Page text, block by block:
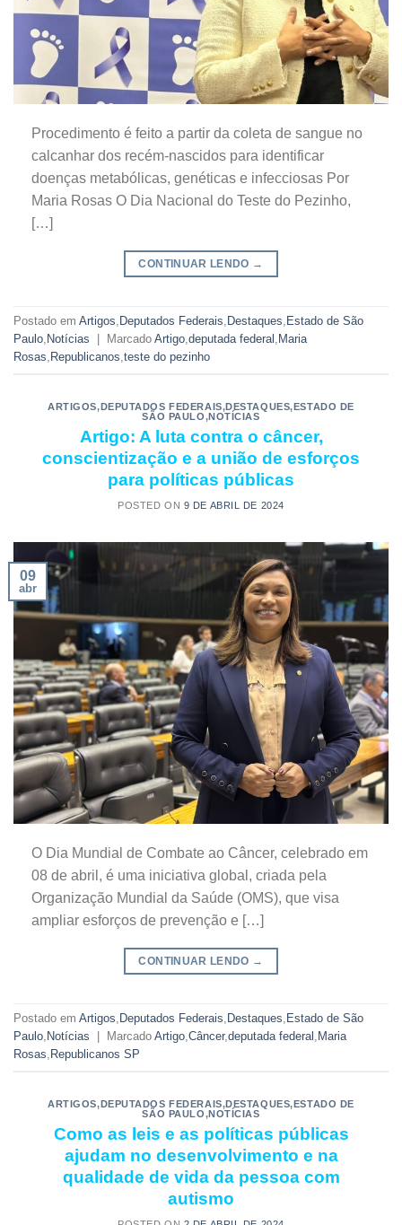
Procedimento é feito a partir da coleta de sangue no
calcanhar dos recém-nascidos para identificar
doenças metabólicas, genéticas e infecciosas Por
Maria Rosas O Dia Nacional do Teste do Pezinho,
[…]
CONTINUAR LENDO →
Postado em Artigos, Deputados Federais, Destaques, Estado de São
Paulo, Notícias Marcado Artigo,deputada federal , Maria
Rosas, Republicanos,teste do pezinho
ARTIGOS,DEPUTADOS FEDERAIS,DESTAQUES,ESTADO DE
SÃO PAULO,NOTÍCIAS
Artigo: A luta contra o câncer,
conscientização e a união de esforços
para políticas públicas
POSTED ON 9 DE ABRIL DE 2024
09
abr
O Dia Mundial de Combate ao Câncer, celebrado em
08 de abril, é uma iniciativa global, criada pela
Organização Mundial da Saúde (OMS), que visa
ampliar esforços de prevenção e […]
CONTINUAR LENDO →
Postado em Artigos Deputados Federais Destaques Estado de São
Paulo Notícias Marcado Artigo Câncer, deputada federal Maria
Rosas Republicanos SP
ARTIGOS,DEPUTADOS FEDERAIS,DESTAQUES,ESTADO DE
SÃO PAULO,NOTÍCIAS
Como as leis e as políticas públicas
ajudam no desenvolvimento e na
qualidade de vida da pessoa com
autismo